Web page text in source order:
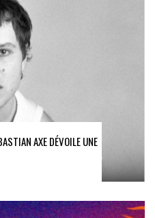
AXE DÉVOILE UNE